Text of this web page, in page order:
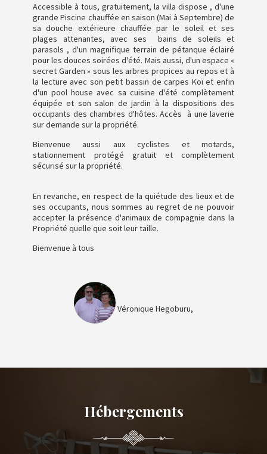
Accessible à tous, gratuitement, la villa dispose , d'une
grande Piscine chauffée en saison (Mai à Septembre) de
sa douche extérieure chauffée par le soleil et ses
plages attenantes, avec ses bains de soleils et
parasols , d'un magnifique terrain de pétanque éclairé
pour les douces soirées d'été. Mais aussi, d'un espace «
secret Garden » sous les arbres propices au repos et à
la lecture avec son petit bassin de carpes Koï et enfin
d'un pool house avec sa cuisine d'été complètement
équipée et son salon de jardin à la dispositions des
occupants des chambres d'hôtes. Accès à une laverie
sur demande sur la propriété.
Bienvenue aussi aux cyclistes et motards,
stationnement protégé gratuit et complètement
sécurisé sur la propriété.
En revanche, en respect de la quiétude des lieux et de
ses occupants, nous sommes au regret de ne pouvoir
accepter la présence d'animaux de compagnie dans la
Propriété quelle que soit leur taille.
Bienvenue à tous
Véronique Hegoburu,
Hébergements